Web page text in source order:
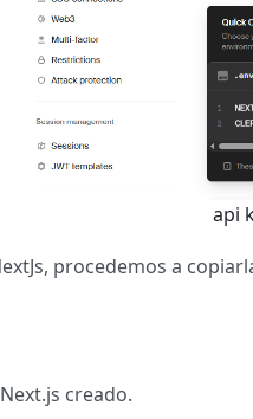
api
procedemos a
creado.